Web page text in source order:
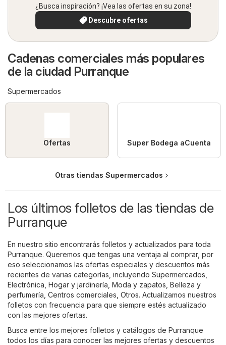
¿Busca inspiración? ¡Vea las ofertas en su zona!
Descubre ofertas
Cadenas comerciales más populares
de la ciudad Purranque
Supermercados
Ofertas Super Bodega aCuenta
Otras tiendas Supermercados
Los últimos folletos de las tiendas de
Purranque
En nuestro sitio encontrarás folletos y actualizados para toda
Purranque. Queremos que tengas una ventaja al comprar, por
eso seleccionamos las ofertas especiales y descuentos más
recientes de varias categorías, incluyendo Supermercados
Electrónica Hogar y jardinería Moda y zapatos Belleza y
perfumería Centros comerciales Otros. Actualizamos nuestros
folletos con frecuencia para que siempre estés actualizado
con las mejores ofertas.
Busca entre los mejores folletos y catálogos de Purranque
todos los días para conocer las mejores ofertas y descuentos